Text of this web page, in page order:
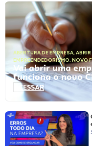
ABERTURA DE EMPRESA,
EMPREENDEDORISMO, NOVO
Vai abrir uma
funciona o novo
ACESSAR